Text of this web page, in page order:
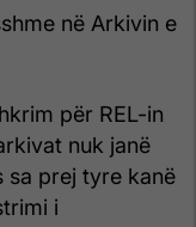
në Arkivin e
për REL-in
nuk janë
sa prej tyre kanë
i